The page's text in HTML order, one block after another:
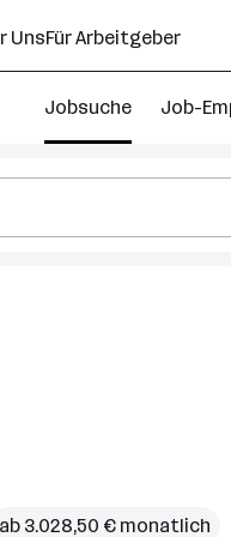
UnsFür Arbeitgeber
Jobsuche Job-
ab 3.028,50 € monatlich